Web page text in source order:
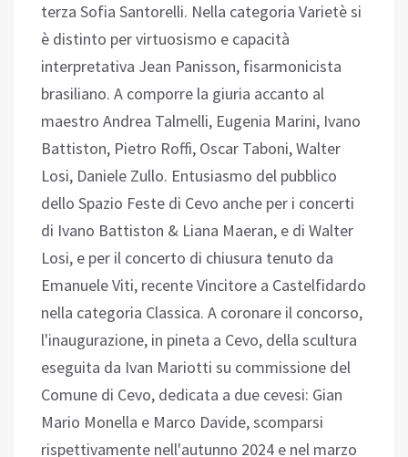
terza Sofia Santorelli. Nella categoria Varietè si
è distinto per virtuosismo e capacità
interpretativa Jean Panisson, fisarmonicista
brasiliano. A comporre la giuria accanto al
maestro Andrea Talmelli, Eugenia Marini, Ivano
Battiston, Pietro Roffi, Oscar Taboni, Walter
Losi, Daniele Zullo. Entusiasmo del pubblico
dello Spazio Feste di Cevo anche per i concerti
di Ivano Battiston & Liana Maeran, e di Walter
Losi, e per il concerto di chiusura tenuto da
Emanuele Viti, recente Vincitore a Castelfidardo
nella categoria Classica. A coronare il concorso,
l'inaugurazione, in pineta a Cevo, della scultura
eseguita da Ivan Mariotti su commissione del
Comune di Cevo, dedicata a due cevesi: Gian
Mario Monella e Marco Davide, scomparsi
rispettivamente nell'autunno 2024 e nel marzo